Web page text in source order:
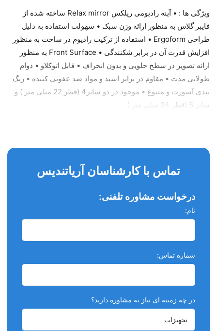
ویژگی ها : • آینه رادیومی ریلکس Relax mirror ساخته شده از
فایبر گلاس به منظور ارائه وزن سبک • سهولت استفاده به دلیل
طراحی Ergoform • استفاده از ترکیب رادیوم در ساخت به منظور
افزایش قدرت آن در برابر شکنندگی • Front Surface به منظور
ارائه تصویر در سطح جلویی و بدون انحراف • قابل اتوکلاو • دوام
طولانی مدت • مقاوم در برابر اسید و مواد ضد عفونی کننده • رنگ
بندی آسورت و متنوع • موجود در دو سایز4 (قطر 22 میلی متر ) و
سایز 5 (قطر 24 میلی متر )
تماس با کارشناسان آریاتندیس
درخواست مشاوره تلفنی:
نام:
شماره تماس:
در چه زمینه ای نیاز به مشاوره دارید؟